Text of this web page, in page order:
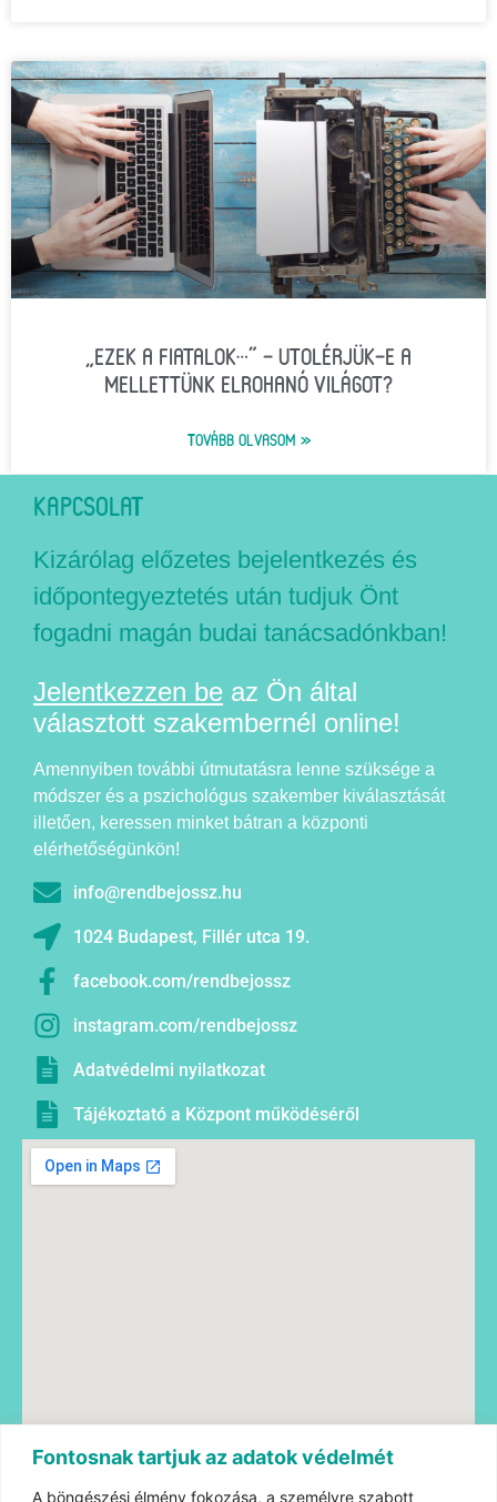
Fontosnak tartjuk az adatok védelmét
A böngészési élmény fokozása, a személyre szabott
„EZEK A FIATALOK…” – UTOLÉRJÜK-E A
MELLETTÜNK ELROHANÓ VILÁGOT?
TOVÁBB OLVASOM »
KAPCSOLAT
Kizárólag előzetes bejelentkezés és
időpontegyeztetés után tudjuk Önt
fogadni magán budai tanácsadónkban!
Jelentkezzen be az Ön által
választott szakembernél online!
Amennyiben további útmutatásra lenne szüksége a
módszer és a pszichológus szakember kiválasztását
illetően, keressen minket bátran a központi
elérhetőségünkön!
info@rendbejossz.hu
1024 Budapest, Fillér utca 19.
facebook.com/rendbejossz
instagram.com/rendbejossz
Adatvédelmi nyilatkozat
Tájékoztató a Központ működéséről